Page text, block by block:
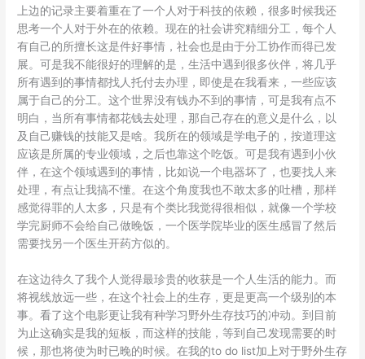
上边的记录主要着重在了一个人对于科技的依赖，很多时候我还
思考一个人对于外在的依赖。现在的社会讲究精细分工，每个人
有自己的所擅长这是件好事情，社会也是由于分工协作而得已发
展。可是我不能很好的理解的是，生活中遇到很多伙伴，将几乎
所有遇到的事情都找人托付去办理，即使是在我看来，一些应该
属于自己的分工。这个世界没有钱办不到的事情，可是我有点不
明白，当所有事情都花钱去处理，那自己存在的意义是什么，以
及自己赚钱的技能又是啥。我所在的领域是学电子的，按道理这
应该是所属的专业领域，之后也靠这个吃饭。可是我有遇到小伙
伴，在这个领域遇到的事情，比如说一个电器坏了，也要找人来
处理，有点让我搞不懂。在这个角度我也不敢太多的吐槽，那样
感觉得罪的人太多，只是有个类比我觉得很相似，就像一个学校
学完厨师不会给自己做晚饭，一个医学院毕业的医生感冒了然后
需要找另一个医生开药方似的。
在这边待久了我个人觉得最珍贵的收获是一个人生活的能力。而
将视线放远一些，在这个社会上的生存，更是更高一个级别的本
事。看了这个电影更让我有种学习野外生存技巧的冲动。到目前
为止这确实是我的短板，而这样的技能，等到自己发现需要的时
候，那也将使为时已晚的时候。在我的to do list加上对于野外生存